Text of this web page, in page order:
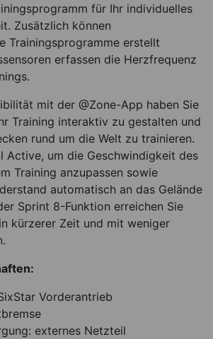
für Ihr individuelles
Zusätzlich können
Trainingsprogramme erstellt
erfassen die Herzfrequenz
mit der @Zone-App haben Sie
Training interaktiv zu gestalten und
rund um die Welt zu trainieren.
Active, um die Geschwindigkeit des
Training anzupassen sowie
automatisch an das Gelände
Sprint 8-Funktion erreichen Sie
kürzerer Zeit und mit weniger
Vorderantrieb
externes Netzteil